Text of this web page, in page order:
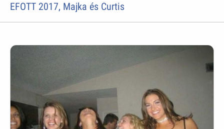
EFOTT 2017, Majka és Curtis